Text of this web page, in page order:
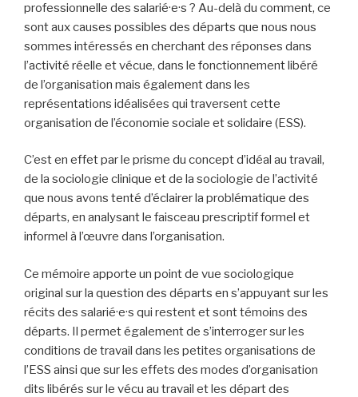
professionnelle des salarié·e·s ? Au-delà du comment, ce
sont aux causes possibles des départs que nous nous
sommes intéressés en cherchant des réponses dans
l’activité réelle et vécue, dans le fonctionnement libéré
de l’organisation mais également dans les
représentations idéalisées qui traversent cette
organisation de l’économie sociale et solidaire (ESS).
C’est en effet par le prisme du concept d’idéal au travail,
de la sociologie clinique et de la sociologie de l’activité
que nous avons tenté d’éclairer la problématique des
départs, en analysant le faisceau prescriptif formel et
informel à l’œuvre dans l’organisation.
Ce mémoire apporte un point de vue sociologique
original sur la question des départs en s’appuyant sur les
récits des salarié·e·s qui restent et sont témoins des
départs. Il permet également de s’interroger sur les
conditions de travail dans les petites organisations de
l’ESS ainsi que sur les effets des modes d’organisation
dits libérés sur le vécu au travail et les départ des